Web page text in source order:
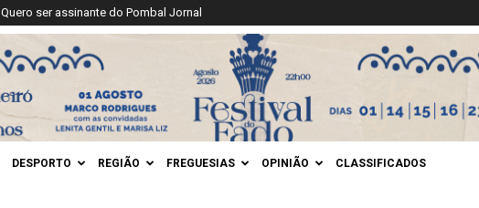
Quero ser assinante do Pombal Jornal
DESPORTO REGIÃO FREGUESIAS OPINIÃO CLASSIFICADOS